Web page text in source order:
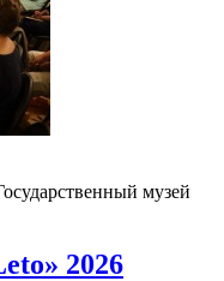
музей
2026